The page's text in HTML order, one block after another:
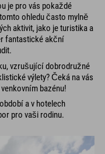
je pro vás pokaždé
ohledu často mylně
aktivit, jako je turistika a
fantastické akční
vzrušující dobrodružné
výlety? Čeká na vás
bazénu!
a v hotelech
pro vaši rodinu.